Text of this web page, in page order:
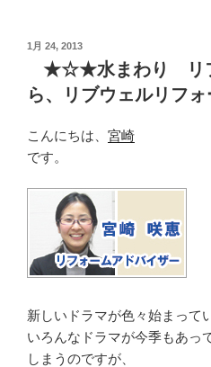
投
1月 24, 2013
★☆★水まわり リ
ら、リブウェルリフ
こんにちは、 宮崎
です。
新しいドラマが色々始まって
いろんなドラマが今季もあっ
しまうのですが、